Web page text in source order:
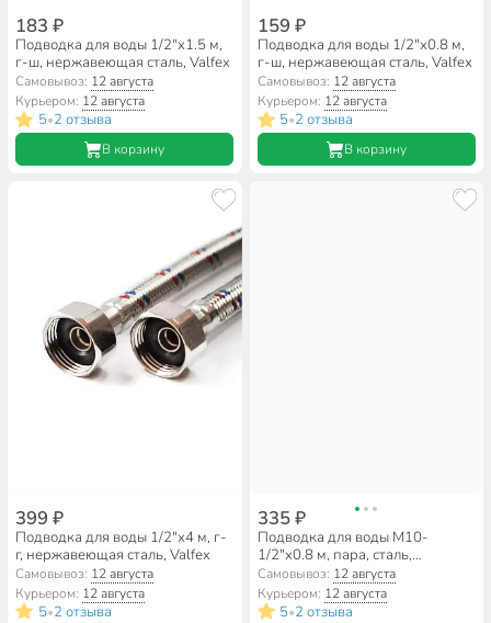
183 ₽
Подводка для воды 1/2"х1.5 м,
г-ш, нержавеющая сталь, Valfex
Самовывоз: 12 августа
Курьером: 12 августа
5•2 отзыва
В корзину
159 ₽
Подводка для воды 1/2"х0.8 м,
г-ш, нержавеющая сталь, Valfex
Самовывоз: 12 августа
Курьером: 12 августа
5•2 отзыва
В корзину
399 ₽
Подводка для воды 1/2"х4 м, г-
г, нержавеющая сталь, Valfex
Самовывоз: 12 августа
Курьером: 12 августа
5•2 отзыва
335 ₽
Подводка для воды М10-
1/2"х0.8 м, пара, сталь,
полимер, Stemix
Самовывоз: 12 августа
Курьером: 12 августа
5•2 отзыва